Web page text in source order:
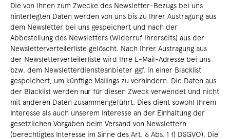
Die von Ihnen zum Zwecke des Newsletter-Bezugs bei uns
hinterlegten Daten werden von uns bis zu Ihrer Austragung aus
dem Newsletter bei uns gespeichert und nach der
Abbestellung des Newsletters (Widerruf Ihrerseits) aus der
Newsletterverteilerliste gelöscht. Nach Ihrer Austragung aus
der Newsletterverteilerliste wird Ihre E-Mail-Adresse bei uns
bzw. dem Newsletterdiensteanbieter ggf. in einer Blacklist
gespeichert, um künftige Mailings zu verhindern. Die Daten aus
der Blacklist werden nur für diesen Zweck verwendet und nicht
mit anderen Daten zusammengeführt. Dies dient sowohl Ihrem
Interesse als auch unserem Interesse an der Einhaltung der
gesetzlichen Vorgaben beim Versand von Newslettern
(berechtigtes Interesse im Sinne des Art. 6 Abs. 1 f) DSGVO). Die